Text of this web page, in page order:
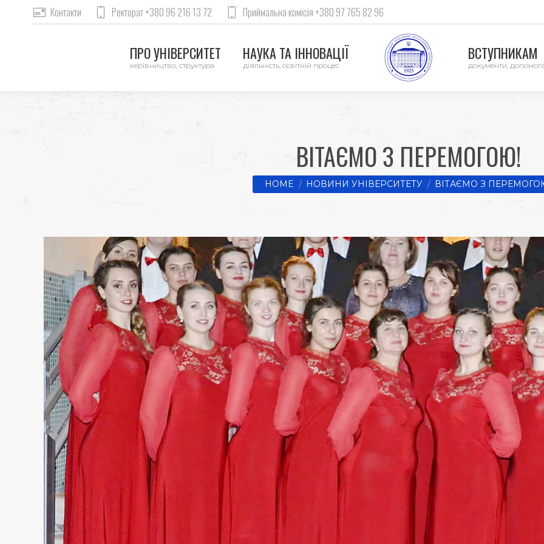
Контакти Ректорат +380 96 216 13 72 Приймальна комісія +380 97 765 82 96
ПРО УНІВЕРСИТЕТ
керівництво, структура
НАУКА ТА ІННОВАЦІЇ
діяльність, освітній процес
ВСТУПНИКАМ
документи,
ВІТАЄМО З ПЕРЕМОГОЮ!
You are here:
HOME НОВИНИ УНІВЕРСИТЕТУ ВІТАЄМО З